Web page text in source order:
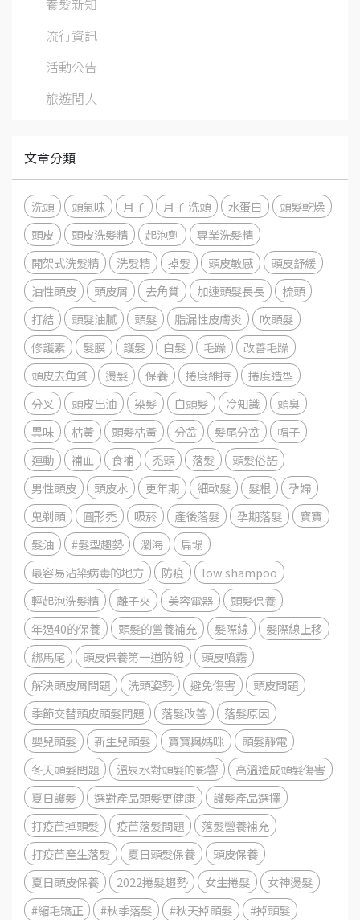
養髮新知
流行資訊
活動公告
旅遊閒人
文章分類
洗頭 頭氣味 月子 月子 洗頭 水蛋白
頭髮乾燥
頭皮
頭皮洗髮精 起泡劑
專業洗髮精
開架式洗髮精
洗髮精 掉髮 頭皮敏感
頭皮舒緩
油性頭皮
頭皮屑 去角質 加速頭髮長長
梳頭
打結
頭髮油膩 頭髮 脂漏性皮膚炎
吹頭髮
修護素
髮膜 護髮 白髮 毛躁
改善毛躁
頭皮去角質
燙髮 保養 捲度維持
捲度造型
分叉
頭皮出油 染髮 白頭髮 冷知識
頭臭
異味
枯黃 頭髮枯黃 分岔 髮尾分岔
帽子
運動
補血 食補 禿頭 落髮
頭髮俗語
男性頭皮
頭皮水 更年期 細軟髮 髮根
孕婦
鬼剃頭
圓形禿 吸菸 產後落髮 孕期落髮
寶寶
髮油
#髮型趨勢 瀏海
扁塌
最容易沾染病毒的地方
防疫
low shampoo
輕起泡洗髮精
離子夾 美容電器
頭髮保養
年過40的保養
頭髮的營養補充 髮際線
髮際線上移
綁馬尾
頭皮保養第一道防線
頭皮噴霧
解決頭皮屑問題
洗頭姿勢 避免傷害
頭皮問題
季節交替頭皮頭髮問題
落髮改善
落髮原因
嬰兒頭髮
新生兒頭髮 寶寶與媽咪
頭髮靜電
冬天頭髮問題
溫泉水對頭髮的影響
高溫造成頭髮傷害
夏日護髮
選對產品頭髮更健康
護髮產品選擇
打疫苗掉頭髮
疫苗落髮問題
落髮營養補充
打疫苗產生落髮
夏日頭髮保養
頭皮保養
夏日頭皮保養
2022捲髮趨勢 女生捲髮
女神燙髮
#縮毛矯正
#秋季落髮 #秋天掉頭髮
#掉頭髮